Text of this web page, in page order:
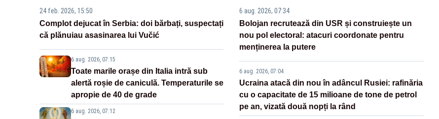
24 feb. 2026, 15:50
Complot dejucat în Serbia: doi bărbați, suspectați
că plănuiau asasinarea lui Vučić
6 aug. 2026, 07:15
Toate marile orașe din Italia intră sub
alertă roșie de caniculă. Temperaturile se
apropie de 40 de grade
6 aug. 2026, 07:12
6 aug. 2026, 07:34
Bolojan recrutează din USR și construiește un
nou pol electoral: atacuri coordonate pentru
menținerea la putere
6 aug. 2026, 07:04
Ucraina atacă din nou în adâncul Rusiei: rafinăria
cu o capacitate de 15 milioane de tone de petrol
pe an, vizată două nopți la rând